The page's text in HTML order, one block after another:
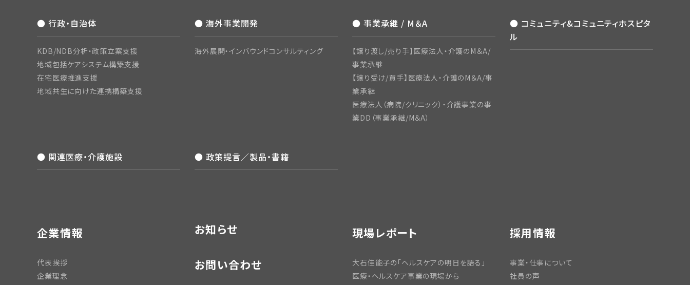
● 行政・自治体
KDB/NDB分析・政策立案支援
地域包括ケアシステム構築支援
在宅医療推進支援
地域共生に向けた連携構築支援
● 海外事業開発
海外展開・インバウンドコンサルティング
● 事業承継 / M＆A
【譲り渡し/売り手】医療法人・介護のM＆A/
事業承継
【譲り受け/買手】医療法人・介護のM＆A/事
業承継
医療法人（病院/クリニック）・介護事業の事
業DD（事業承継/M＆A）
● コミュニティ&コミュニティホスピタ
ル
● 関連医療・介護施設 ● 政策提言／製品・書籍
企業情報
代表挨拶
企業理念
お知らせ
お問い合わせ
現場レポート
大石佳能子の「ヘルスケアの明日を語る」
医療・ヘルスケア事業の現場から
採用情報
事業・仕事について
社員の声